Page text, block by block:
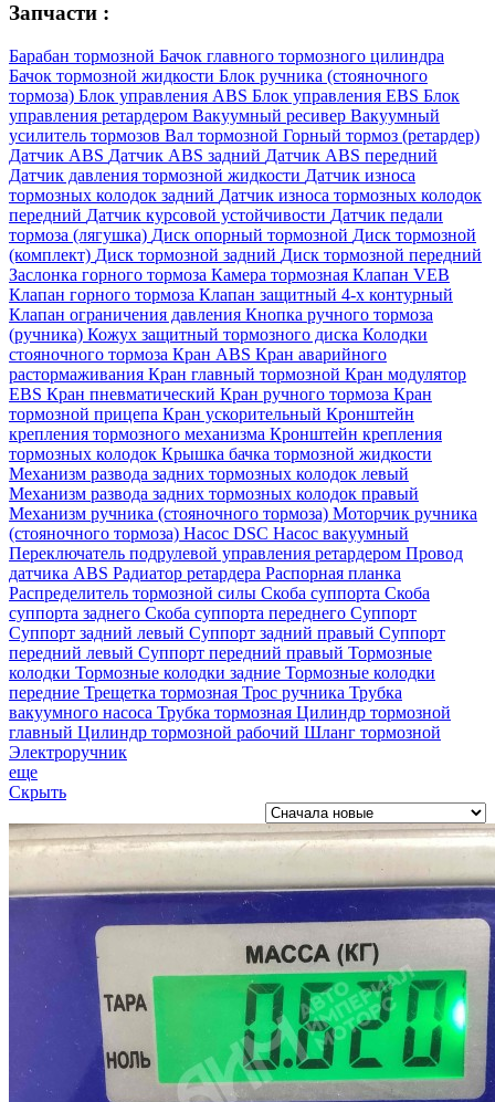
Запчасти :
Барабан тормозной Бачок главного тормозного цилиндра
Бачок тормозной жидкости Блок ручника (стояночного
тормоза) Блок управления ABS Блок управления EBS Блок
управления ретардером Вакуумный ресивер Вакуумный
усилитель тормозов Вал тормозной Горный тормоз (ретардер)
Датчик ABS Датчик ABS задний Датчик ABS передний
Датчик давления тормозной жидкости Датчик износа
тормозных колодок задний Датчик износа тормозных колодок
передний Датчик курсовой устойчивости Датчик педали
тормоза (лягушка) Диск опорный тормозной Диск тормозной
(комплект) Диск тормозной задний Диск тормозной передний
Заслонка горного тормоза Камера тормозная Клапан VEB
Клапан горного тормоза Клапан защитный 4-х контурный
Клапан ограничения давления Кнопка ручного тормоза
(ручника) Кожух защитный тормозного диска Колодки
стояночного тормоза Кран ABS Кран аварийного
растормаживания Кран главный тормозной Кран модулятор
EBS Кран пневматический Кран ручного тормоза Кран
тормозной прицепа Кран ускорительный Кронштейн
крепления тормозного механизма Кронштейн крепления
тормозных колодок Крышка бачка тормозной жидкости
Механизм развода задних тормозных колодок левый
Механизм развода задних тормозных колодок правый
Механизм ручника (стояночного тормоза) Моторчик ручника
(стояночного тормоза) Насос DSC Насос вакуумный
Переключатель подрулевой управления ретардером Провод
датчика ABS Радиатор ретардера Распорная планка
Распределитель тормозной силы Скоба суппорта Скоба
суппорта заднего Скоба суппорта переднего Суппорт
Суппорт задний левый Суппорт задний правый Суппорт
передний левый Суппорт передний правый Тормозные
колодки Тормозные колодки задние Тормозные колодки
передние Трещетка тормозная Трос ручника Трубка
вакуумного насоса Трубка тормозная Цилиндр тормозной
главный Цилиндр тормозной рабочий Шланг тормозной
Электроручник
еще
Скрыть